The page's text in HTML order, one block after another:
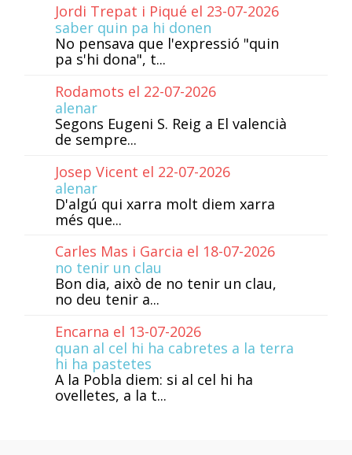
Jordi Trepat i Piqué el 23-07-2026
saber quin pa hi donen
No pensava que l'expressió "quin
pa s'hi dona", t...
Rodamots el 22-07-2026
alenar
Segons Eugeni S. Reig a El valencià
de sempre...
Josep Vicent el 22-07-2026
alenar
D'algú qui xarra molt diem xarra
més que...
Carles Mas i Garcia el 18-07-2026
no tenir un clau
Bon dia, això de no tenir un clau,
no deu tenir a...
Encarna el 13-07-2026
quan al cel hi ha cabretes a la terra
hi ha pastetes
A la Pobla diem: si al cel hi ha
ovelletes, a la t...